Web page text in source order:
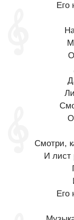
Его
Смотри,
И лист
Его